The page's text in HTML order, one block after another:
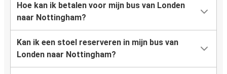
Hoe kan ik betalen voor mijn bus van Londen
naar Nottingham?
Kan ik een stoel reserveren in mijn bus van
Londen naar Nottingham?